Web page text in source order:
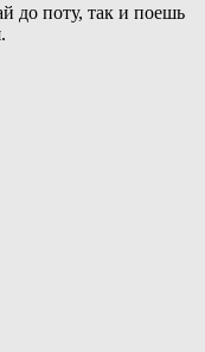
до поту, так и поешь